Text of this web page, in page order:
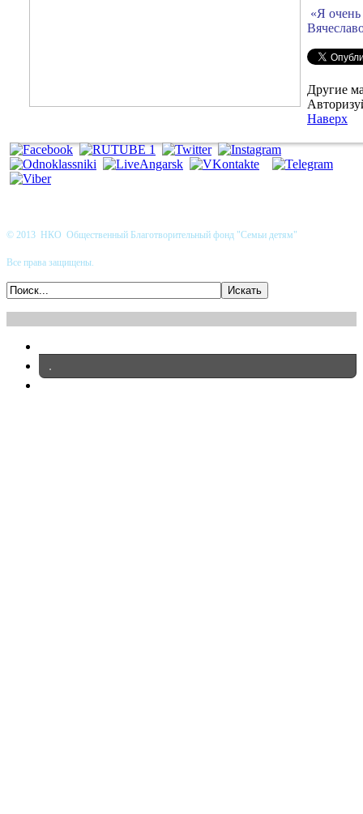
«Я
Другие
Наверх
© 2013 НКО Общественный Благотворительный фонд "Семьи детям"
Все права защищены.
.